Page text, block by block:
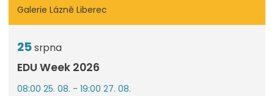
Galerie Lázně Liberec
25srpna
EDU Week 2026
08:00 25. 08. - 19:00 27. 08.